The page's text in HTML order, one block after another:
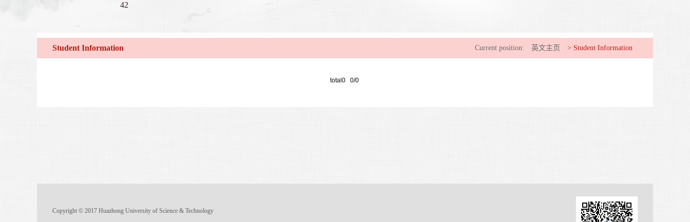
42
Student Information Current position: 英文主页 > Student Information
total0 0/0
Copyright © 2017 Huazhong University of Science & Technology